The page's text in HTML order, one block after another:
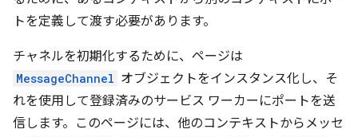
トを定義して渡す必要があります。
チャネルを初期化するために、ページは
MessageChannel オブジェクトをインスタンス化し、そ
れを使用して登録済みのサービス ワーカーにポートを送
信します。このページには、他のコンテキストからメッセ